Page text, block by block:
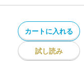
カートに入れる
試し読み